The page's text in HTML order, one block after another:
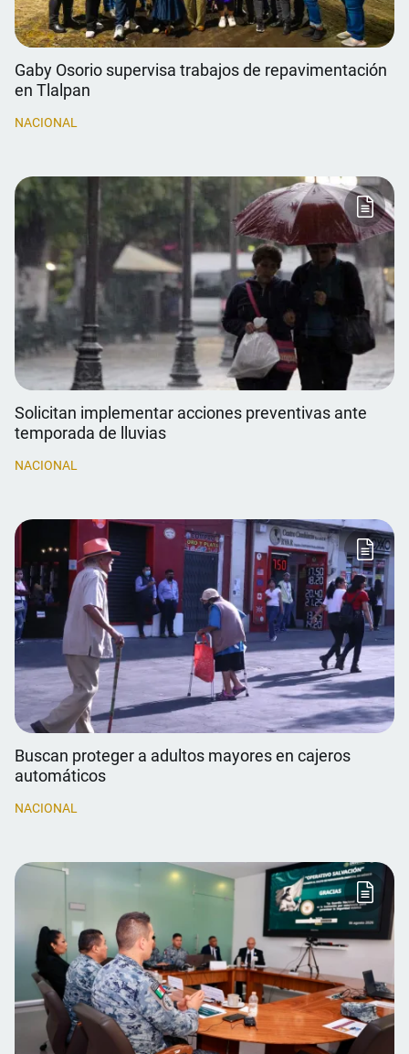
Gaby Osorio supervisa trabajos de repavimentación
en Tlalpan
NACIONAL
Solicitan implementar acciones preventivas ante
temporada de lluvias
NACIONAL
Buscan proteger a adultos mayores en cajeros
automáticos
NACIONAL